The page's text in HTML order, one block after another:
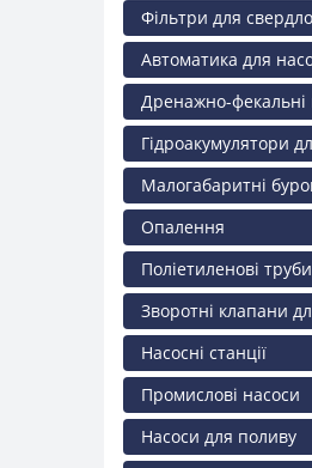
Фільтри для
Автоматика для
Дренажно-фекальні
Гідроакумулятори
Малогабаритні
Опалення
Поліетиленові труби
Зворотні клапани
Насосні станції
Промислові насоси
Насоси для поливу